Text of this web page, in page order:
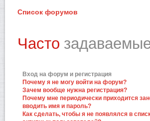
Список форумов
Часто
Вход на форум и регистрация
Почему я не могу войти на форум?
Зачем вообще нужна регистрация?
Почему мне периодически приходится
вводить имя и пароль?
Как сделать, чтобы я не появлялся в